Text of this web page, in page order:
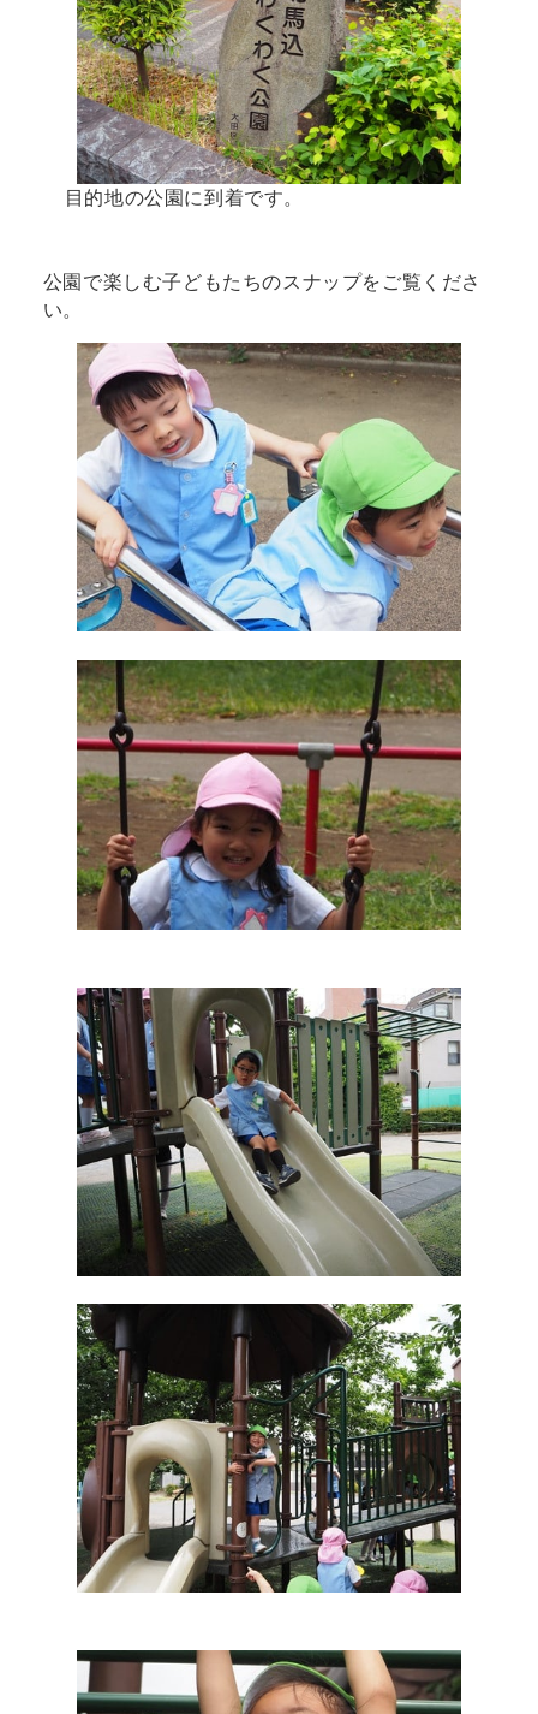
目的地の公園に到着です。
公園で楽しむ子どもたちのスナップをご覧くださ
い。